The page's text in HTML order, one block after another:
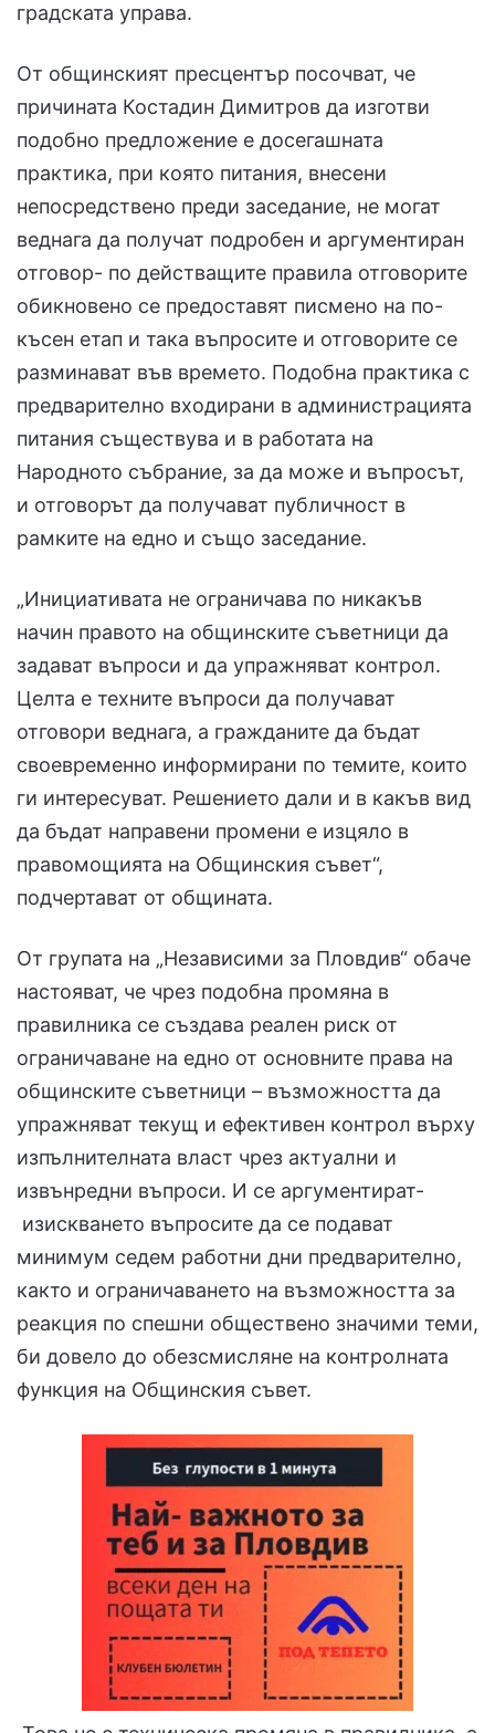
градската управа.
От общинският пресцентър посочват, че
причината Костадин Димитров да изготви
подобно предложение е досегашната
практика, при която питания, внесени
непосредствено преди заседание, не могат
веднага да получат подробен и аргументиран
отговор- по действащите правила отговорите
обикновено се предоставят писмено на по-
късен етап и така въпросите и отговорите се
разминават във времето. Подобна практика с
предварително входирани в администрацията
питания съществува и в работата на
Народното събрание, за да може и въпросът,
и отговорът да получават публичност в
рамките на едно и също заседание.
„Инициативата не ограничава по никакъв
начин правото на общинските съветници да
задават въпроси и да упражняват контрол.
Целта е техните въпроси да получават
отговори веднага, а гражданите да бъдат
своевременно информирани по темите, които
ги интересуват. Решението дали и в какъв вид
да бъдат направени промени е изцяло в
правомощията на Общинския съвет“,
подчертават от общината.
От групата на „Независими за Пловдив“ обаче
настояват, че чрез подобна промяна в
правилника се създава реален риск от
ограничаване на едно от основните права на
общинските съветници – възможността да
упражняват текущ и ефективен контрол върху
изпълнителната власт чрез актуални и
извънредни въпроси. И се аргументират-
изискването въпросите да се подават
минимум седем работни дни предварително,
както и ограничаването на възможността за
реакция по спешни обществено значими теми,
би довело до обезсмисляне на контролната
функция на Общинския съвет.